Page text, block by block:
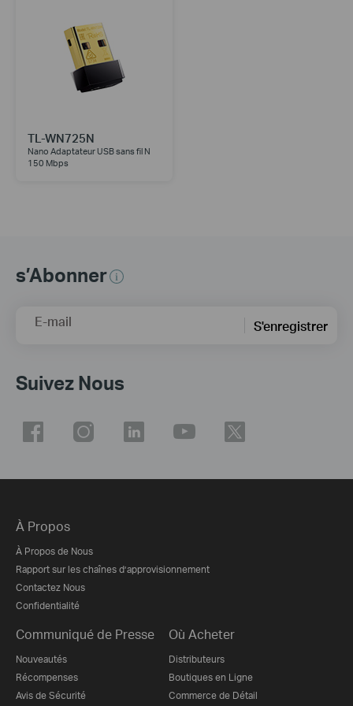
TL-WN725N
Nano Adaptateur USB sans fil N
150 Mbps
s’Abonner
E-mail S'enregistrer
Suivez Nous
À Propos
À Propos de Nous
Rapport sur les chaînes d’approvisionnement
Contactez Nous
Confidentialité
Communiqué de Presse
Nouveautés
Récompenses
Avis de Sécurité
Où Acheter
Distributeurs
Boutiques en Ligne
Commerce de Détail